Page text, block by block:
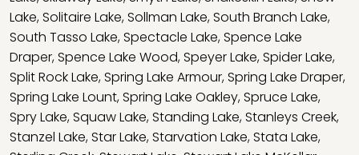
Lake,Solitaire Lake,Sollman Lake,South Branch Lake,
South Tasso Lake,Spectacle Lake,Spence Lake
Draper,Spence Lake Wood,Speyer Lake,Spider Lake,
Split Rock Lake,Spring Lake Armour,Spring Lake Draper,
Spring Lake Lount,Spring Lake Oakley,Spruce Lake,
Spry Lake,Squaw Lake,Standing Lake,Stanleys Creek,
Stanzel Lake,Star Lake,Starvation Lake,Stata Lake,